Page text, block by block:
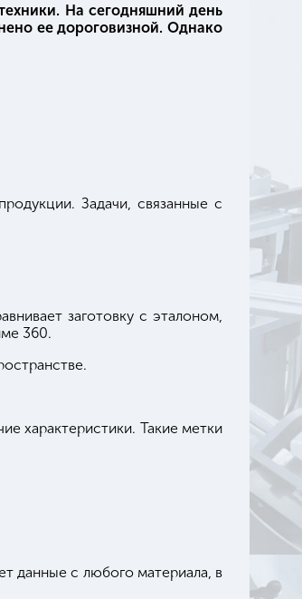
На сегодняшний день
ее дороговизной. Однако
Задачи, связанные с
заготовку с эталоном,
360.
характеристики. Такие метки
данные с любого материала, в